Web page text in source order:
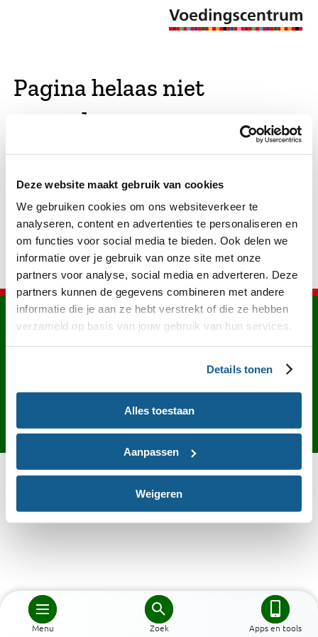
Deze website maakt gebruik van cookies
We gebruiken cookies om ons websiteverkeer te
analyseren, content en advertenties te personaliseren en
om functies voor social media te bieden. Ook delen we
informatie over je gebruik van onze site met onze
partners voor analyse, social media en adverteren. Deze
partners kunnen de gegevens combineren met andere
informatie die je aan ze hebt verstrekt of die ze hebben
verzameld op basis van jouw gebruik van hun services.
Details tonen
Alles toestaan
Aanpassen
Weigeren
Menu Zoek Apps en tools
Pagina helaas niet
gevonden
hebben gekeken of er vergelijkbare pagina's
bestaan. Als dat zo is, dan zie je die hier.
Contact English Privacy
Cookies
Toegankelijkheid
Desktop site